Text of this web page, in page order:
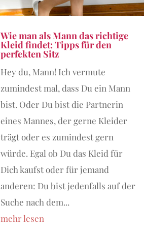
Wie man als Mann das richtige
Kleid findet: Tipps für den
perfekten Sitz
Hey du, Mann! Ich vermute
zumindest mal, dass Du ein Mann
bist. Oder Du bist die Partnerin
eines Mannes, der gerne Kleider
trägt oder es zumindest gern
würde. Egal ob Du das Kleid für
Dich kaufst oder für jemand
anderen: Du bist jedenfalls auf der
Suche nach dem...
mehr lesen